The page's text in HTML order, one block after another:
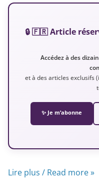
🔒 🇫🇷 Article
Accédez à des
et à des articles exclusifs
✨ Je m’abonne
Lire plus / Read more »